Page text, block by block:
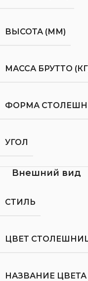
ВЫСОТА (ММ)
МАССА БРУТТО
ФОРМА
УГОЛ
Внешний вид
СТИЛЬ
ЦВЕТ
НАЗВАНИЕ